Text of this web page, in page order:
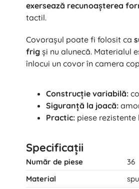
exersează recunoașterea
tactil.
Covorașul poate fi folosit ca
frig și nu alunecă. Materialul
înlocui un covor în camera
Construcție variabilă:
Siguranță la joacă:
Practic: piese
Specificații
Număr de piese
36
Material